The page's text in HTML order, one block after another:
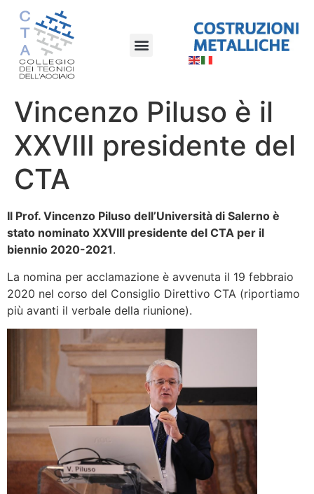
Vincenzo Piluso è il
XXVIII presidente del
CTA
Il Prof. Vincenzo Piluso dell’Università di Salerno è
stato nominato XXVIII presidente del CTA per il
biennio 2020-2021.
La nomina per acclamazione è avvenuta il 19 febbraio
2020 nel corso del Consiglio Direttivo CTA (riportiamo
più avanti il verbale della riunione).